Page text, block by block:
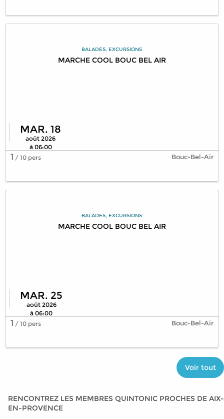
BALADES, EXCURSIONS
MARCHE COOL BOUC BEL AIR
MAR. 18
août 2026
à 06:00
1 / 10 pers Bouc-Bel-Air
BALADES, EXCURSIONS
MARCHE COOL BOUC BEL AIR
MAR. 25
août 2026
à 06:00
1 / 10 pers Bouc-Bel-Air
Voir tout
RENCONTREZ LES MEMBRES QUINTONIC PROCHES DE AIX-
EN-PROVENCE